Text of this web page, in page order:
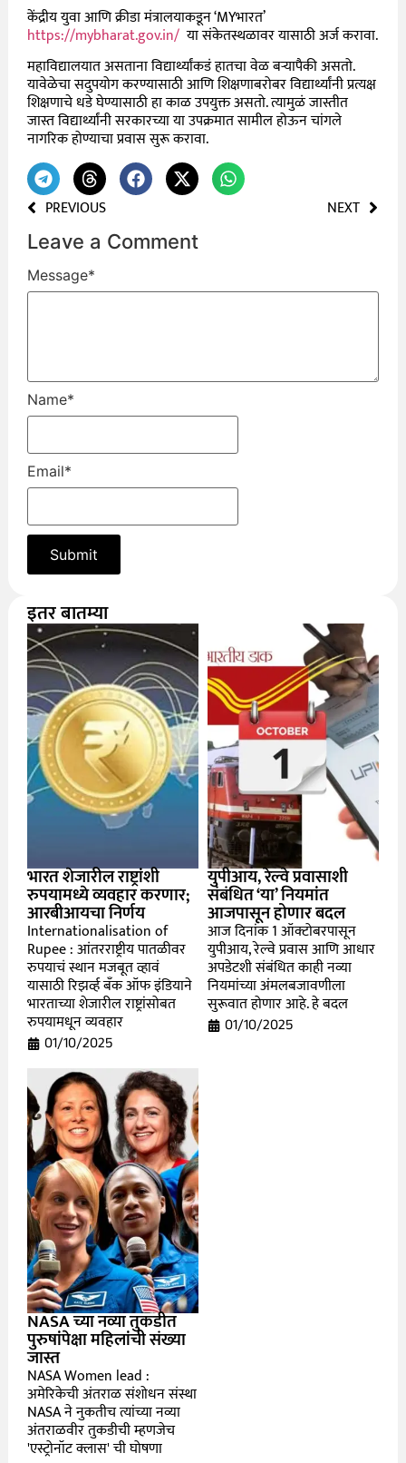
केंद्रीय युवा आणि क्रीडा मंत्रालयाकडून ‘MYभारत’
https://mybharat.gov.in/ या संकेतस्थळावर यासाठी अर्ज करावा.
महाविद्यालयात असताना विद्यार्थ्यांकडं हातचा वेळ बऱ्यापैकी असतो.
यावेळेचा सदुपयोग करण्यासाठी आणि शिक्षणाबरोबर विद्यार्थ्यांनी प्रत्यक्ष
शिक्षणाचे धडे घेण्यासाठी हा काळ उपयुक्त असतो. त्यामुळं जास्तीत
जास्त विद्यार्थ्यांनी सरकारच्या या उपक्रमात सामील होऊन चांगले
नागरिक होण्याचा प्रवास सुरू करावा.
PREVIOUS NEXT
Leave a Comment
Message*
Name*
Email*
इतर बातम्या
भारत शेजारील राष्ट्रांशी
रुपयामध्ये व्यवहार करणार;
आरबीआयचा निर्णय
Internationalisation of
Rupee : आंतरराष्ट्रीय पातळीवर
रुपयाचं स्थान मजबूत व्हावं
यासाठी रिझर्व्ह बँक ऑफ इंडियाने
भारताच्या शेजारील राष्ट्रांसोबत
रुपयामधून व्यवहार
01/10/2025
युपीआय, रेल्वे प्रवासाशी
संबंधित ‘या’ नियमांत
आजपासून होणार बदल
आज दिनांक 1 ऑक्टोबरपासून
युपीआय, रेल्वे प्रवास आणि आधार
अपडेटशी संबंधित काही नव्या
नियमांच्या अंमलबजावणीला
सुरूवात होणार आहे. हे बदल
01/10/2025
NASA च्या नव्या तुकडीत
पुरुषांपेक्षा महिलांची संख्या
जास्त
NASA Women lead :
अमेरिकेची अंतराळ संशोधन संस्था
NASA ने नुकतीच त्यांच्या नव्या
अंतराळवीर तुकडीची म्हणजेच
'एस्ट्रोनॉट क्लास' ची घोषणा